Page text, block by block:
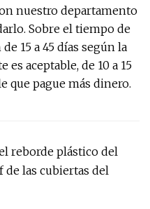
nuestro departamento
Sobre el tiempo de
15 a 45 días según la
es aceptable, de 10 a 15
que pague más dinero.
reborde plástico del
las cubiertas del